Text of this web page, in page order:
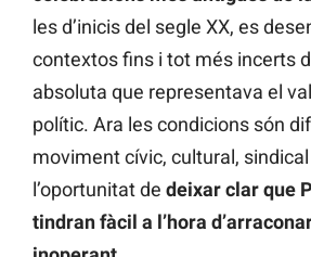
les d’inicis del segle XX, es
contextos fins i tot més incerts
absoluta que representava el
polític. Ara les condicions són
moviment cívic, cultural,
l’oportunitat de deixar clar que
tindran fàcil a l’hora